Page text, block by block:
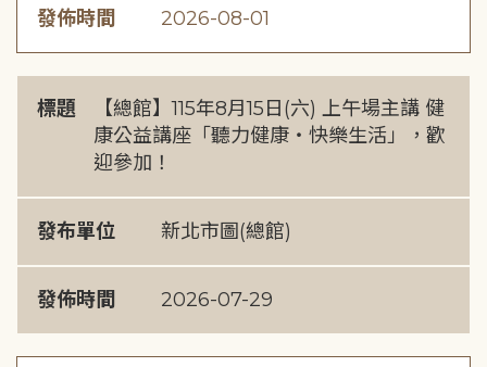
發佈時間 2026-08-01
標題
【總館】115年8月15日(六) 上午場主講 健
康公益講座「聽力健康・快樂生活」，歡
迎參加！
發布單位 新北市圖(總館)
發佈時間 2026-07-29